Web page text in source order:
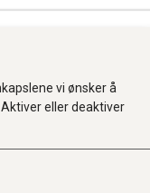
vi ønsker å
eller deaktiver